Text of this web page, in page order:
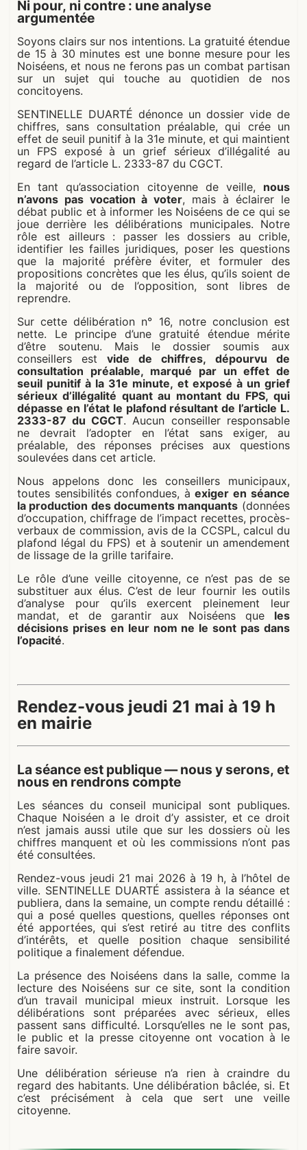
Ni pour, ni contre : une analyse
argumentée
Soyons clairs sur nos intentions. La gratuité étendue
de 15 à 30 minutes est une bonne mesure pour les
Noiséens, et nous ne ferons pas un combat partisan
sur un sujet qui touche au quotidien de nos
concitoyens.
SENTINELLE DUARTÉ dénonce un dossier vide de
chiffres, sans consultation préalable, qui crée un
effet de seuil punitif à la 31e minute, et qui maintient
un FPS exposé à un grief sérieux d’illégalité au
regard de l’article L. 2333-87 du CGCT.
En tant qu’association citoyenne de veille, nous
n’avons pas vocation à voter, mais à éclairer le
débat public et à informer les Noiséens de ce qui se
joue derrière les délibérations municipales. Notre
rôle est ailleurs : passer les dossiers au crible,
identifier les failles juridiques, poser les questions
que la majorité préfère éviter, et formuler des
propositions concrètes que les élus, qu’ils soient de
la majorité ou de l’opposition, sont libres de
reprendre.
Sur cette délibération n° 16, notre conclusion est
nette. Le principe d’une gratuité étendue mérite
d’être soutenu. Mais le dossier soumis aux
conseillers est vide de chiffres, dépourvu de
consultation préalable, marqué par un effet de
seuil punitif à la 31e minute, et exposé à un grief
sérieux d’illégalité quant au montant du FPS, qui
dépasse en l’état le plafond résultant de l’article L.
2333-87 du CGCT. Aucun conseiller responsable
ne devrait l’adopter en l’état sans exiger, au
préalable, des réponses précises aux questions
soulevées dans cet article.
Nous appelons donc les conseillers municipaux,
toutes sensibilités confondues, à exiger en séance
la production des documents manquants (données
d’occupation, chiffrage de l’impact recettes, procès-
verbaux de commission, avis de la CCSPL, calcul du
plafond légal du FPS) et à soutenir un amendement
de lissage de la grille tarifaire.
Le rôle d’une veille citoyenne, ce n’est pas de se
substituer aux élus. C’est de leur fournir les outils
d’analyse pour qu’ils exercent pleinement leur
mandat, et de garantir aux Noiséens que les
décisions prises en leur nom ne le sont pas dans
l’opacité.
Rendez-vous jeudi 21 mai à 19 h
en mairie
La séance est publique — nous y serons, et
nous en rendrons compte
Les séances du conseil municipal sont publiques.
Chaque Noiséen a le droit d’y assister, et ce droit
n’est jamais aussi utile que sur les dossiers où les
chiffres manquent et où les commissions n’ont pas
été consultées.
Rendez-vous jeudi 21 mai 2026 à 19 h, à l’hôtel de
ville. SENTINELLE DUARTÉ assistera à la séance et
publiera, dans la semaine, un compte rendu détaillé :
qui a posé quelles questions, quelles réponses ont
été apportées, qui s’est retiré au titre des conflits
d’intérêts, et quelle position chaque sensibilité
politique a finalement défendue.
La présence des Noiséens dans la salle, comme la
lecture des Noiséens sur ce site, sont la condition
d’un travail municipal mieux instruit. Lorsque les
délibérations sont préparées avec sérieux, elles
passent sans difficulté. Lorsqu’elles ne le sont pas,
le public et la presse citoyenne ont vocation à le
faire savoir.
Une délibération sérieuse n’a rien à craindre du
regard des habitants. Une délibération bâclée, si. Et
c’est précisément à cela que sert une veille
citoyenne.